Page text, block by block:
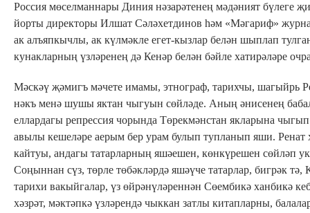
Россия мөселманнары Диния нәзарәтенең мәдәният бүлеге
йорты директоры Илшат Сәләхетдинов һәм «Мәгариф»
ак алъяпкычлы, ак күлмәкле егет-кызлар белән шыплап
кунакларның үзләренең дә Кенәр белән бәйле хатирәләре
Мәскәү җәмигъ мәчете имамы, этнограф, тарихчы, шагыйрь
нәкъ менә шушы яктан чыгуын сөйләде. Аның әнисенең
еллардагы репрессия чорында Төрекмәнстан якларына
авылы кешеләре аерым бер урам булып тупланып яши. Ренат
кайтуы, андагы татарларның яшәешен, көнкүрешен сөйләп
Соңыннан сүз, төрле төбәкләрдә яшәүче татарлар, бигрәк
тарихи вакыйгалар, үз өйрәнүләреннән Сөембикә ханбикә
хәзрәт, мәктәпкә үзләрендә чыккан затлы китапларны,